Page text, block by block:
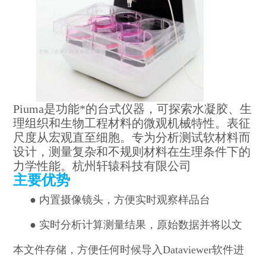
Piuma是功能*的台式仪器，可探索水凝胶、生
理组织和生物工程材料的微观机械特性。表征
尺度从宏观直至细胞。专为分析测试软材料而
设计，测量复杂和不规则材料在生理条件下的
力学性能。杭州轩辕科技有限公司
主要优势
● 内置摄像镜头，方便实时观察样品台
● 实时分析计算测量结果 ，原始数据并将以文
本文件存储，方便任何时候导入Dataviewer软件进